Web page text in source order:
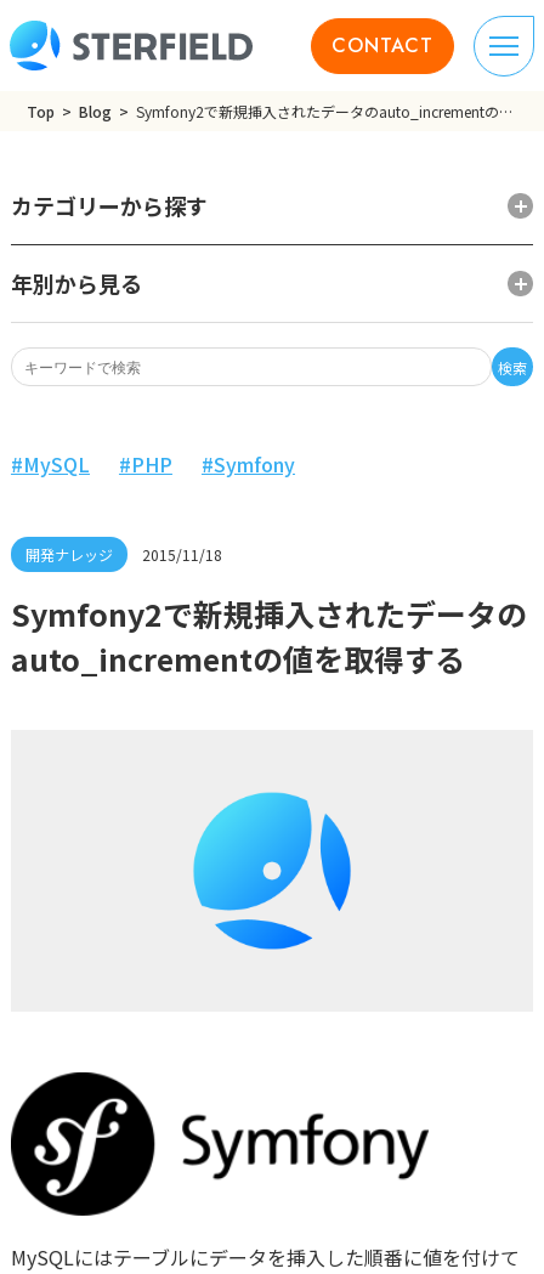
CONTACT
Top Blog Symfony2で新規挿入されたデータのauto_incrementの値を取得する
検索
カテゴリーから探す
年別から見る
2015/11/18
MySQL PHP Symfony
Symfony2で新規挿入されたデータの
auto_incrementの値を取得する
MySQLにはテーブルにデータを挿入した順番に値を付けて